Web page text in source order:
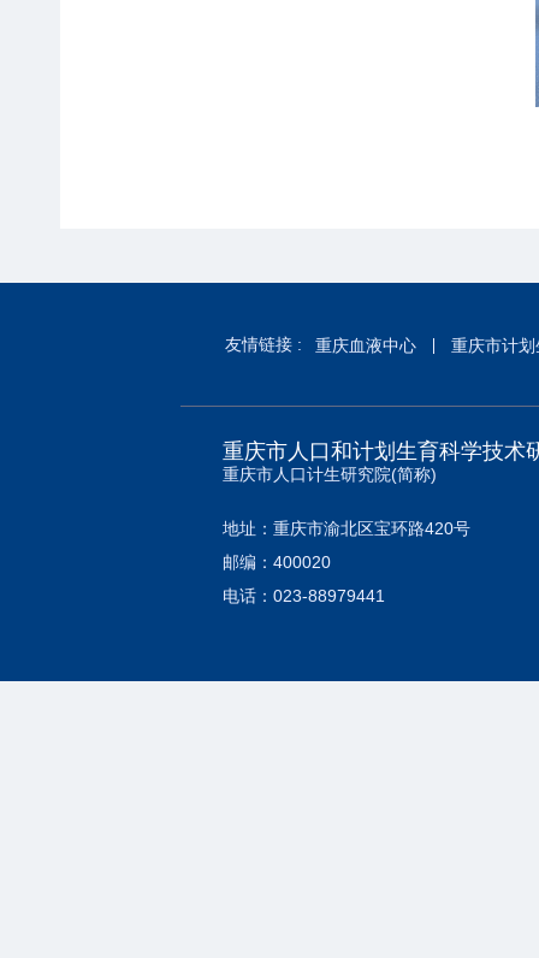
友情链接 : 重庆血液中心 重庆市计
重庆市人口和计划生育科学技术
重庆市人口计生研究院(简称)
地址：重庆市渝北区宝环路420号
邮编：400020
电话：023-88979441